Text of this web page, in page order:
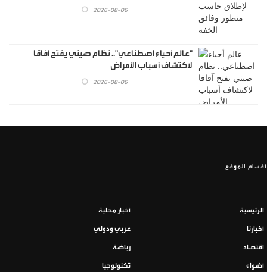
2026-08-06
"عالم أحياء اصطناعي".. نظام صيني يفتح آفاقا
لاكتشاف أسباب الأمراض
2026-08-06
أقسام الموقع
الرئيسية أخبار محلية
أخبارنا عربي ودولي
اقتصاد رياضة
أضواء تكنولوجيا